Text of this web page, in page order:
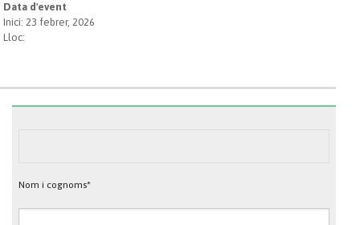
Data d'event
Inici: 23 febrer, 2026
Lloc:
Nom i cognoms*